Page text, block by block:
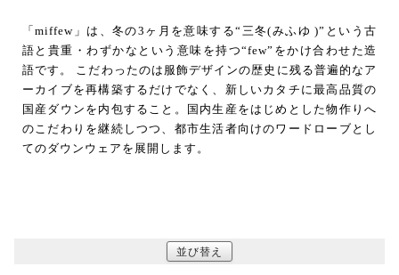
「miffew」は、冬の3ヶ月を意味する“三冬(みふゆ )”という古
語と貴重・わずかなという意味を持つ“few”をかけ合わせた造
語です。 こだわったのは服飾デザインの歴史に残る普遍的なア
ーカイブを再構築するだけでなく、新しいカタチに最高品質の
国産ダウンを内包すること。国内生産をはじめとした物作りへ
のこだわりを継続しつつ、都市生活者向けのワードローブとし
てのダウンウェアを展開します。
並び替え